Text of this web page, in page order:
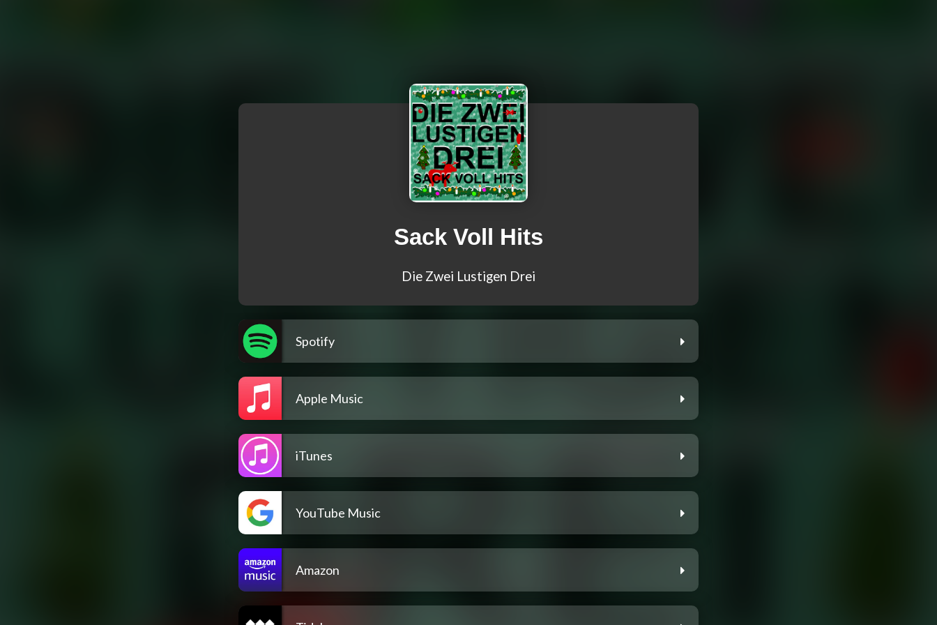
Sack Voll Hits
Die Zwei Lustigen Drei
Spotify
Apple Music
iTunes
YouTube Music
Amazon